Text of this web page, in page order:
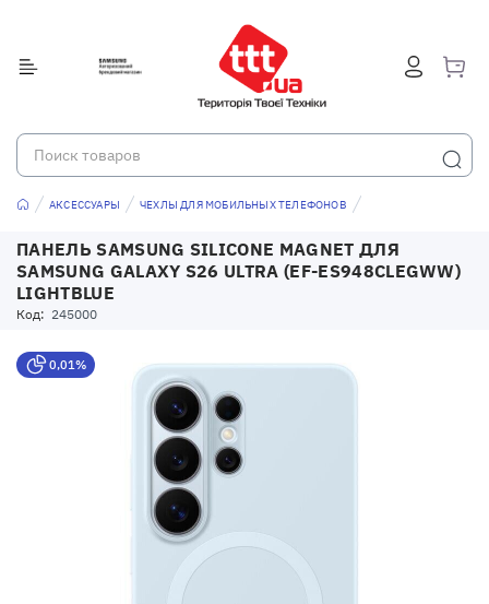
АКСЕССУАРЫ ЧЕХЛЫ ДЛЯ МОБИЛЬНЫХ ТЕЛЕФОНОВ
ПАНЕЛЬ SAMSUNG SILICONE MAGNET ДЛЯ
SAMSUNG GALAXY S26 ULTRA (EF-ES948CLEGWW)
LIGHTBLUE
Код: 245000
0,01%